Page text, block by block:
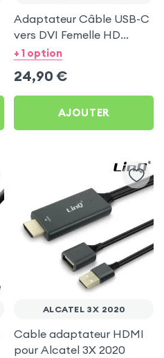
Adaptateur Câble USB-C
vers DVI Femelle HD
1080P, 1.8m - LinQ pour
+ 1 option
24,90 €
AJOUTER
ALCATEL 3X 2020
Cable adaptateur HDMI
pour Alcatel 3X 2020